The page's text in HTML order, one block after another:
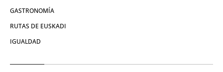
GASTRONOMÍA
RUTAS DE EUSKADI
IGUALDAD